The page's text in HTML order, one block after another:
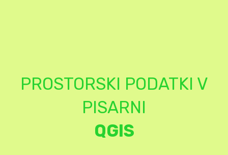
PROSTORSKI PODATKI V
PISARNI
QGIS